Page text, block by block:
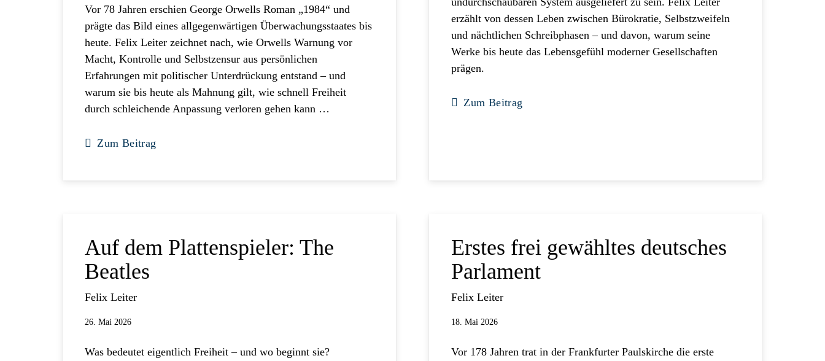
Vor 78 Jahren erschien George Orwells Roman „1984“ und
prägte das Bild eines allgegenwärtigen Überwachungsstaates bis
heute. Felix Leiter zeichnet nach, wie Orwells Warnung vor
Macht, Kontrolle und Selbstzensur aus persönlichen
Erfahrungen mit politischer Unterdrückung entstand – und
warum sie bis heute als Mahnung gilt, wie schnell Freiheit
durch schleichende Anpassung verloren gehen kann …
Zum Beitrag
erzählt von dessen Leben zwischen Bürokratie, Selbstzweifeln
und nächtlichen Schreibphasen – und davon, warum seine
Werke bis heute das Lebensgefühl moderner Gesellschaften
prägen.
Zum Beitrag
Auf dem Plattenspieler: The
Beatles
Felix Leiter
26. Mai 2026
Was bedeutet eigentlich Freiheit – und wo beginnt sie?
Erstes frei gewähltes deutsches
Parlament
Felix Leiter
18. Mai 2026
Vor 178 Jahren trat in der Frankfurter Paulskirche die erste